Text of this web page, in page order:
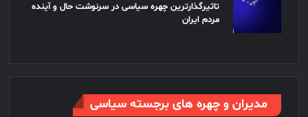
تاثیرگذارترین چهره سیاسی در سرنوشت حال و آینده
مردم ایران
مدیران و چهره های برجسته سیاسی